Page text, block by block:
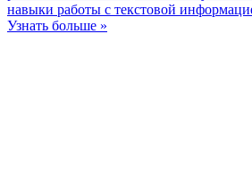
навыки работы с текстовой
Узнать больше »